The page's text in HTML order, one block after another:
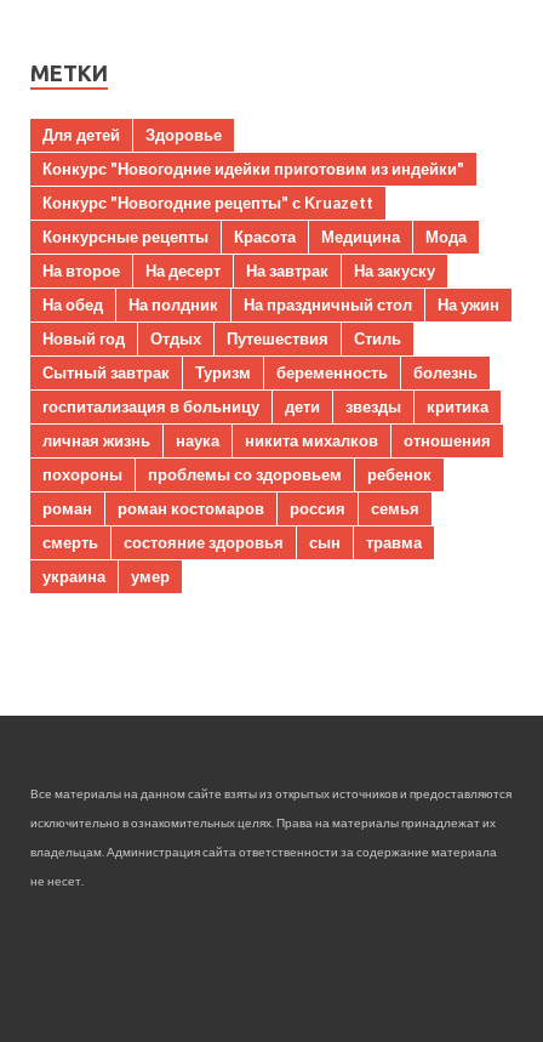
МЕТКИ
Для детей
Здоровье
Конкурс "Новогодние идейки приготовим из индейки"
Конкурс "Новогодние рецепты" с Kruazett
Конкурсные рецепты
Красота Медицина
Мода
На второе
На десерт На завтрак
На закуску
На обед
На полдник На праздничный стол
На ужин
Новый год
Отдых Путешествия
Стиль
Сытный завтрак
Туризм беременность
болезнь
госпитализация в больницу
дети звезды
критика
личная жизнь
наука никита михалков
отношения
похороны
проблемы со здоровьем
ребенок
роман
роман костомаров россия
семья
смерть
состояние здоровья сын
травма
украина
умер
Все материалы на данном сайте взяты из открытых источников и предоставляются
исключительно в ознакомительных целях. Права на материалы принадлежат их
владельцам. Администрация сайта ответственности за содержание материала
не несет.